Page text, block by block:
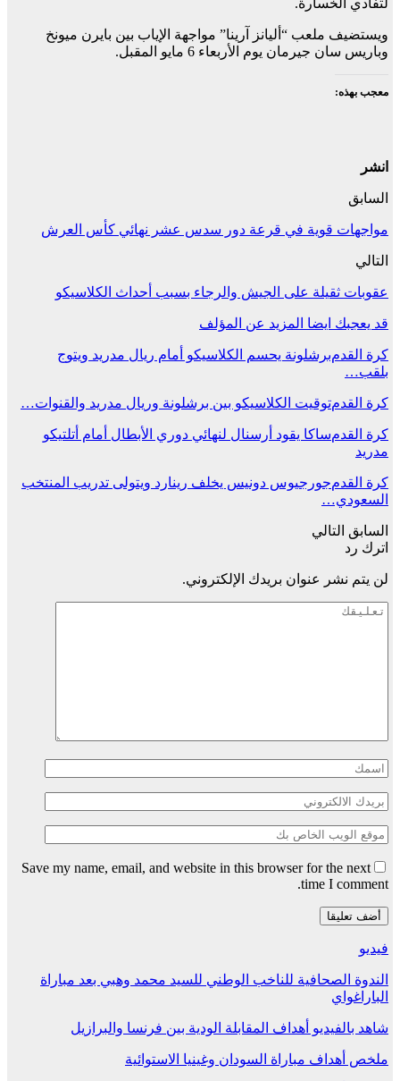
ويستضيف ملعب “أليانز آرينا” مواجهة الإياب بين بايرن ميونخ
وباريس سان جيرمان يوم الأربعاء 6 مايو المقبل.
معجب بهذه:
انشر
السابق
مواجهات قوية في قرعة دور سدس عشر نهائي كأس العرش
التالي
عقوبات ثقيلة على الجيش والرجاء بسبب أحداث الكلاسيكو
قد يعجبك ايضا المزيد عن المؤلف
كرة القدمبرشلونة يحسم الكلاسيكو أمام ريال مدريد ويتوج
بلقب…
كرة القدمتوقيت الكلاسيكو بين برشلونة وريال مدريد والقنوات…
كرة القدمساكا يقود أرسنال لنهائي دوري الأبطال أمام أتلتيكو
مدريد
كرة القدمجورجيوس دونيس يخلف رينارد ويتولى تدريب المنتخب
السعودي…
السابق التالي
اترك رد
لن يتم نشر عنوان بريدك الإلكتروني.
Save my name, email, and website in this browser for the next
time I comment.
فيديو
الندوة الصحافية للناخب الوطني للسيد محمد وهبي بعد مباراة
الباراغواي
شاهد بالفيديو أهداف المقابلة الودية بين فرنسا والبرازيل
ملخص أهداف مباراة السودان وغينيا الاستوائية